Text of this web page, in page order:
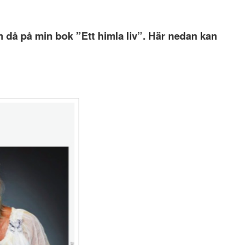
på min bok ”Ett himla liv”. Här nedan kan